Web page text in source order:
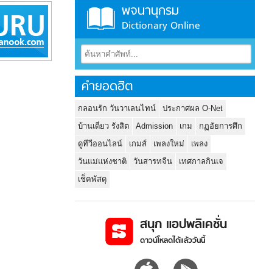
พจนานุกรม
Dictionary Online
คำยอดฮิต
กลอนรัก วันวาเลนไทน์
ประกาศผล O-Net
บ้านเดี่ยว รังสิต
Admission เกม
กฏอัยการศึก
ดูทีวีออนไลน์
เกมส์ เพลงใหม่
เพลง
วันแม่แห่งชาติ
วันสารทจีน
เทศกาลกินเจ
เช็คพัสดุ
สนุก แอปพลิเคชั่น
ดาวน์โหลดได้แล้ววันนี้